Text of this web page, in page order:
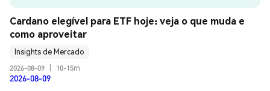
Cardano elegível para ETF hoje: veja o que muda e
como aproveitar
Insights de Mercado
2026-08-09
10-15m
2026-08-09